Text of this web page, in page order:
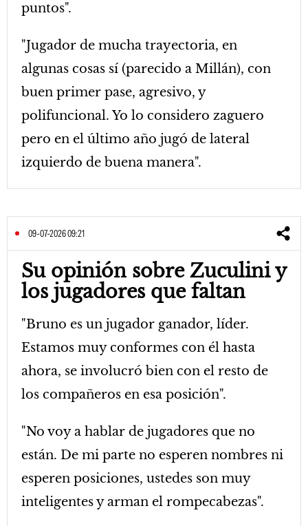
puntos".
"Jugador de mucha trayectoria, en
algunas cosas sí (parecido a Millán), con
buen primer pase, agresivo, y
polifuncional. Yo lo considero zaguero
pero en el último año jugó de lateral
izquierdo de buena manera".
09-07-2026 09:21
Su opinión sobre Zuculini y
los jugadores que faltan
"Bruno es un jugador ganador, líder.
Estamos muy conformes con él hasta
ahora, se involucró bien con el resto de
los compañeros en esa posición".
"No voy a hablar de jugadores que no
están. De mi parte no esperen nombres ni
esperen posiciones, ustedes son muy
inteligentes y arman el rompecabezas".